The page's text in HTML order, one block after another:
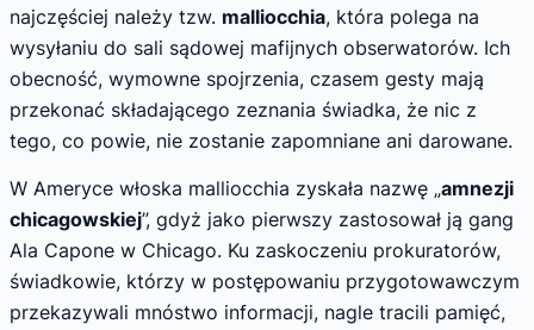
najczęściej należy tzw. malliocchia, która polega na
wysyłaniu do sali sądowej mafijnych obserwatorów. Ich
obecność, wymowne spojrzenia, czasem gesty mają
przekonać składającego zeznania świadka, że nic z
tego, co powie, nie zostanie zapomniane ani darowane.
W Ameryce włoska malliocchia zyskała nazwę „amnezji
chicagowskiej”, gdyż jako pierwszy zastosował ją gang
Ala Capone w Chicago. Ku zaskoczeniu prokuratorów,
świadkowie, którzy w postępowaniu przygotowawczym
przekazywali mnóstwo informacji, nagle tracili pamięć,